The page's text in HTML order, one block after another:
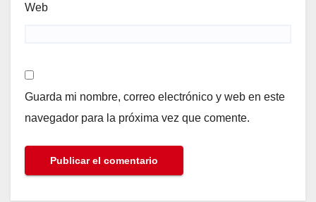
Web
Guarda mi nombre, correo electrónico y web en este
navegador para la próxima vez que comente.